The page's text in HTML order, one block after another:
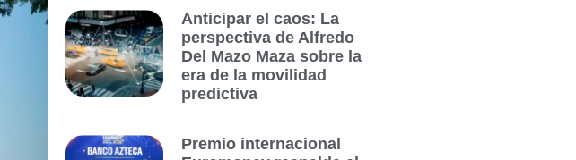
Anticipar el caos: La
perspectiva de Alfredo
Del Mazo Maza sobre la
era de la movilidad
predictiva
Premio internacional